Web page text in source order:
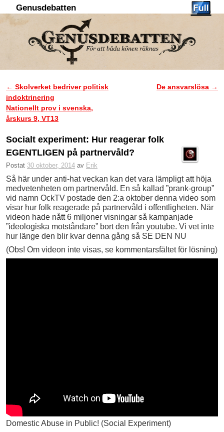
Genusdebatten
Inläggsnavigering
← Skolverket bedriver politisk
indoktrinering
Nationellt prov i svenska,
årskurs 9, VT13
De ansvarslösa →
Socialt experiment: Hur reagerar folk
EGENTLIGEN på partnervåld?
Postat 30 oktober, 2014 av Erik
Så här under anti-hat veckan kan det vara lämpligt att höja
medvetenheten om partnervåld. En så kallad ”prank-group”
vid namn OckTV postade den 2:a oktober denna video som
visar hur folk reagerade på partnervåld i offentligheten. När
videon hade nått 6 miljoner visningar så kampanjade
”ideologiska motståndare” bort den från youtube. Vi vet inte
hur länge den blir kvar denna gång så SE DEN NU
(Obs! Om videon inte visas, se kommentarsfältet för lösning)
Domestic Abuse in Public! (Social Experiment)